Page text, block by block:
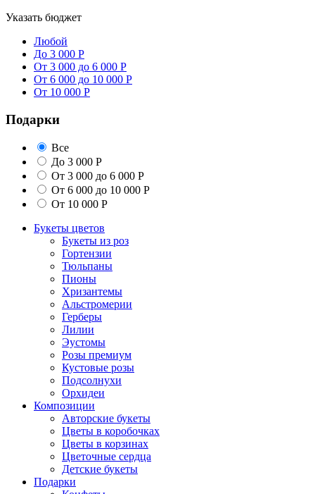
Указать бюджет
Любой
До 3 000 Р
От 3 000 до 6 000 Р
От 6 000 до 10 000 Р
От 10 000 Р
Подарки
Все
До 3 000 Р
От 3 000 до 6 000 Р
От 6 000 до 10 000 Р
От 10 000 Р
Букеты цветов
Букеты из роз
Гортензии
Тюльпаны
Пионы
Хризантемы
Альстромерии
Герберы
Лилии
Эустомы
Розы премиум
Кустовые розы
Подсолнухи
Орхидеи
Композиции
Авторские букеты
Цветы в коробочках
Цветы в корзинах
Цветочные сердца
Детские букеты
Подарки